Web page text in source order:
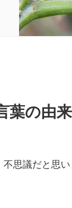
葉の由
思議だと思い